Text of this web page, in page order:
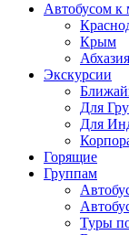
Автобусом к
Крым
Абхазия
Экскурсии
Для
Для
Горящие
Группам
Туры